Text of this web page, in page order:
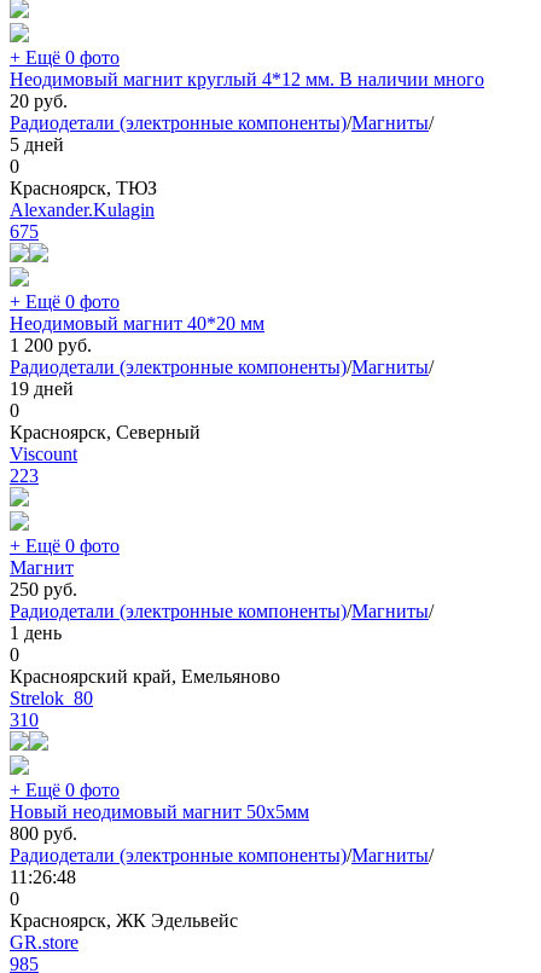
+ Ещё 0 фото
Неодимовый магнит круглый 4*12 мм. В наличии много
20 руб.
Радиодетали (электронные компоненты)/Магниты/
5 дней
0
Красноярск, ТЮЗ
Alexander.Kulagin
675
+ Ещё 0 фото
Неодимовый магнит 40*20 мм
1 200 руб.
Радиодетали (электронные компоненты)/Магниты/
19 дней
0
Красноярск, Северный
Viscount
223
+ Ещё 0 фото
Магнит
250 руб.
Радиодетали (электронные компоненты)/Магниты/
1 день
0
Красноярский край, Емельяново
Strelok_80
310
+ Ещё 0 фото
Новый неодимовый магнит 50x5мм
800 руб.
Радиодетали (электронные компоненты)/Магниты/
11:26:48
0
Красноярск, ЖК Эдельвейс
GR.store
985